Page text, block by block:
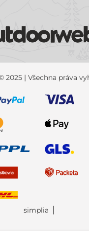
2025 | Všechna práva
simplia